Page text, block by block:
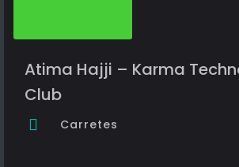
Atima Hajji – Karma
Club
Carretes